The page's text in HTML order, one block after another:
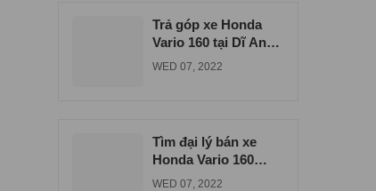
Trả góp xe Honda
Vario 160 tại Dĩ An
uy tín chất lượng
WED 07, 2022
Tìm đại lý bán xe
Honda Vario 160
đúng giá tại Bình
WED 07, 2022